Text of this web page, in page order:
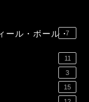
ール・ボール・
7
11
3
15